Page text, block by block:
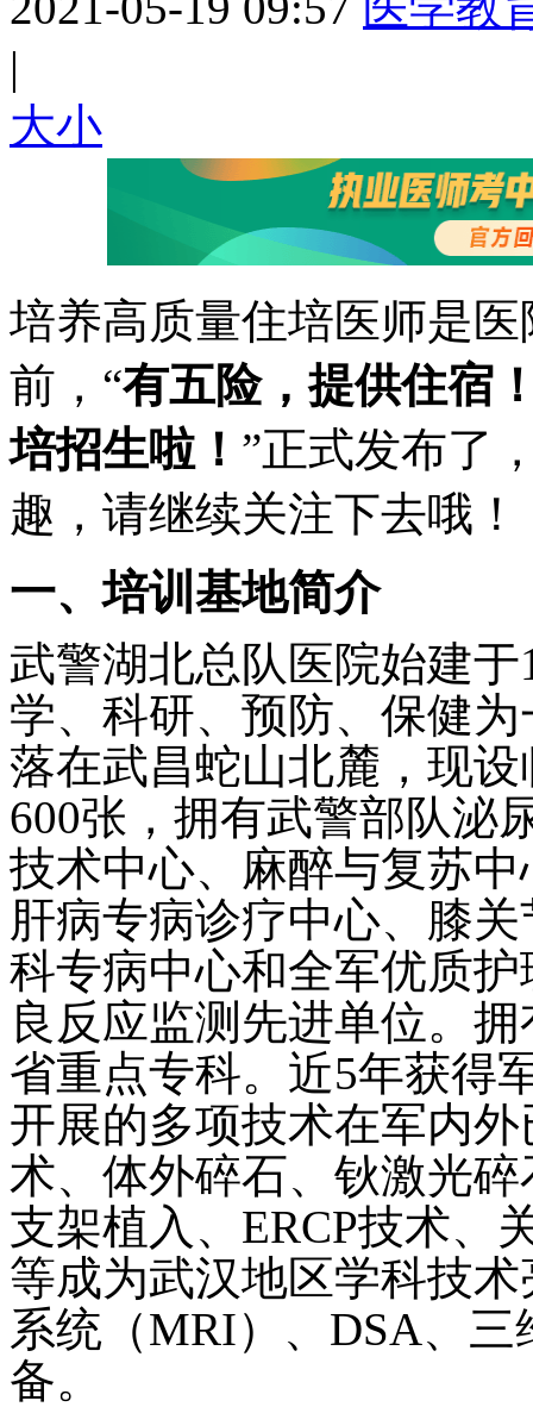
|
大小
培养高质量住培医师是
前，“有五险，提供住宿
培招生啦！ ”正式发布了
趣，请继续关注下去哦！
一、培训基地简介
武警湖北总队医院始建于
学、科研、预防、保健
落在武昌蛇山北麓，现设
600张，拥有武警部队泌
技术中心、麻醉与复苏
肝病专病诊疗中心、膝
科专病中心和全军优质
良反应监测先进单位。
省重点专科。近5年获得
开展的多项技术在军内
术、体外碎石、钬激光
支架植入、 ERCP技术、
等成为武汉地区学科技
系统（MRI）、 DSA、三
备。